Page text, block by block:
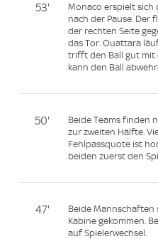
53'
Monaco erspielt sich
nach der Pause. Der
der rechten Seite
das Tor. Ouattara
trifft den Ball gut mit
kann den Ball
50'
Beide Teams finden
zur zweiten Hälfte.
Fehlpassquote ist
beiden zuerst den
47'
Beide
Kabine gekommen.
auf Spielerwechsel.